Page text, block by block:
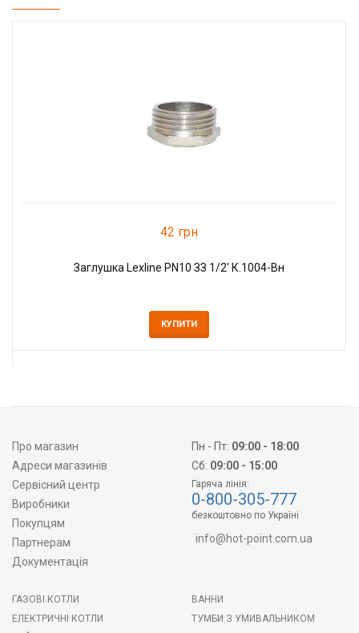
42 грн
Заглушка Lexline PN10 ЗЗ 1/2' К.1004-Вн
КУПИТИ
Про магазин
Адреси магазинів
Сервісний центр
Виробники
Покупцям
Партнерам
Документація
Пн - Пт: 09:00 - 18:00
Сб: 09:00 - 15:00
Гаряча лінія:
0-800-305-777
безкоштовно по Україні
info@hot-point.com.ua
ГАЗОВІ КОТЛИ
ЕЛЕКТРИЧНІ КОТЛИ
ВАННИ
ТУМБИ З УМИВАЛЬНИКОМ